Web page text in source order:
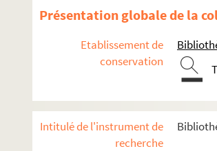
Présentation globale de la
Etablissement de
conservation
Intitulé de l'instrument de
recherche
Au 4ème top... : comédie en
L'autoritaire : pièce en 3
L'autre fils : comédie
L'avalanche : pièce en 3 actes.
Les avariés : pièce en 3 actes.